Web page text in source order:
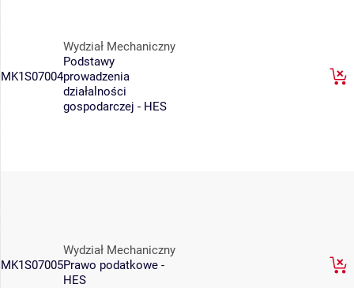
MK1S07004
Wydział Mechaniczny
Podstawy
prowadzenia
działalności
gospodarczej - HES
MK1S07005
Wydział Mechaniczny
Prawo podatkowe -
HES